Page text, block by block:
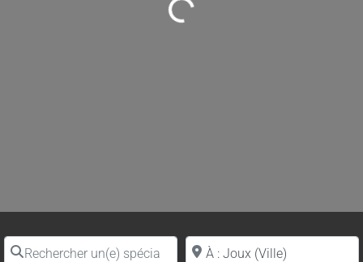
Loading...
Rechercher un(e) spécialiste par nomProche de (ville ou région)